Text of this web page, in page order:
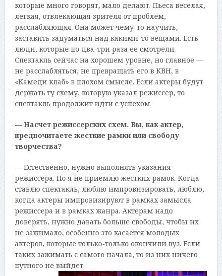
которые много говорят, мало делают. Пьеса веселая,
легкая, отвлекающая зрителя от проблем,
расслабляющая. Она может чему-то научить,
заставить задуматься над какими-то вещами. Есть
люди, которые по два-три раза ее смотрели.
Спектакль сейчас на хорошем уровне, но главное —
не расслабляться, не превращать его в КВН, в
«Камеди клаб» в плохом смысле. Если актеры будут
держать ту схему, которую указал режиссер, то
спектакль продолжит идти с успехом.
— Насчет режиссерских схем. Вы, как актер,
предпочитаете жесткие рамки или свободу
творчества?
— Естественно, нужно выполнять указания
режиссера. Но я не приемлю жестких рамок. Когда
ставлю спектакль, люблю импровизировать, люблю,
когда актеры импровизируют в рамках замысла
режиссера и в рамках жанра. Актерам надо
доверять, нужно давать больше свободы, чтобы их
не зажимало, особенно это касается молодых
актеров, которые только-только окончили вуз. Если
таких зажимать с самого начала, то из них ничего
путного не выйдет.